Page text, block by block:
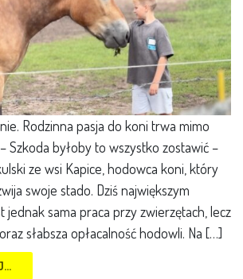
Rodzinna pasja do koni trwa mimo
byłoby to wszystko zostawić –
ze wsi Kapice, hodowca koni, który
swoje stado. Dziś największym
jednak sama praca przy zwierzętach, lecz
słabsza opłacalność hodowli. Na […]